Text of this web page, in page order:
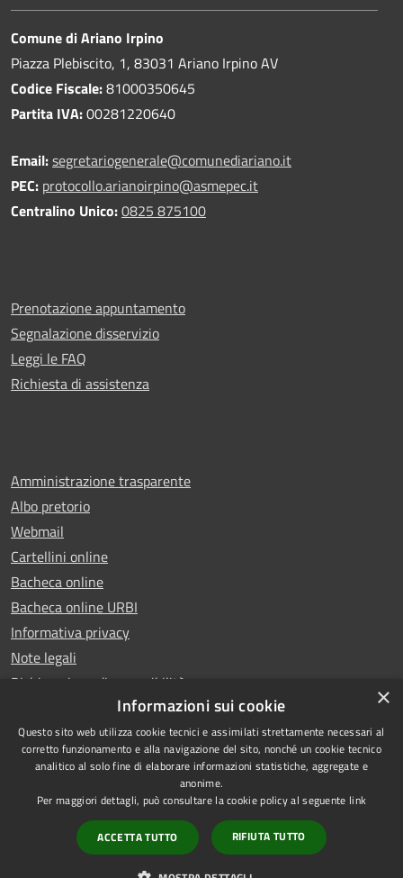
Comune di Ariano Irpino
Piazza Plebiscito, 1, 83031 Ariano Irpino AV
Codice Fiscale:81000350645
Partita IVA:00281220640
Email:segretariogenerale@comunediariano.it
PEC: protocollo.arianoirpino@asmepec.it
Centralino Unico:0825 875100
Prenotazione appuntamento
Segnalazione disservizio
Leggi le FAQ
Richiesta di assistenza
Amministrazione trasparente
Albo pretorio
Webmail
Cartellini online
Bacheca online
Bacheca online URBI
Informativa privacy
Note legali
Dichiarazione di accessibilità
RSS
Accessibilità
Copyright © 2025 Comune di
Ariano Irpino
Powered byMunicipium
Accesso redazione
×
Informazioni sui cookie
Questo sito web utilizza cookie tecnici e assimilati strettamente necessari al
corretto funzionamento e alla navigazione del sito, nonché un cookie tecnico
analitico al solo fine di elaborare informazioni statistiche, aggregate e
anonime.
Per maggiori dettagli, può consultare la cookie policy al seguente link
ACCETTA TUTTO RIFIUTA TUTTO